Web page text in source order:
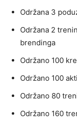
Održana 3
Održana 2
brendinga
Održano 100
Održano 100
Održano 80
Održano 160